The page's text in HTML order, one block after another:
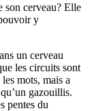
son cerveau? Elle
y
un cerveau
les circuits sont
mots, mais a
gazouillis.
pentes du